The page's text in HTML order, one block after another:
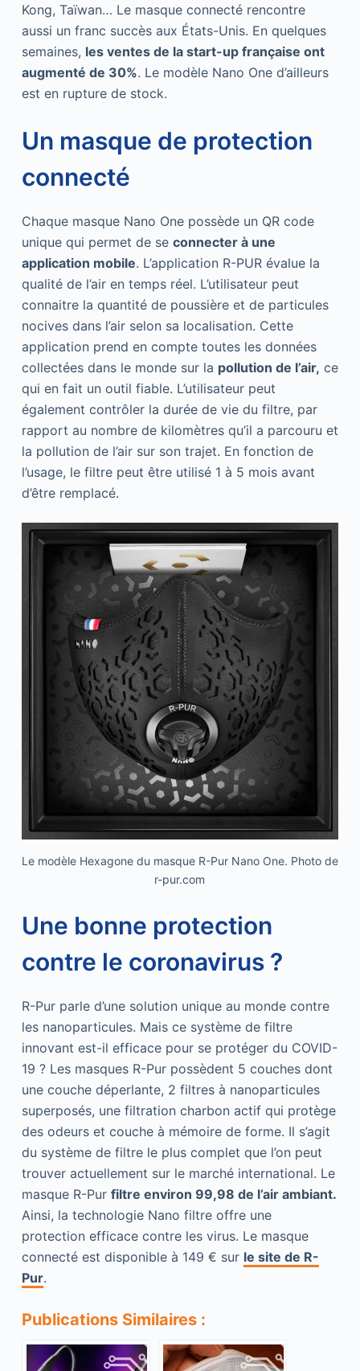
Kong, Taïwan… Le masque connecté rencontre
aussi un franc succès aux États-Unis. En quelques
semaines, les ventes de la start-up française ont
augmenté de 30%. Le modèle Nano One d’ailleurs
est en rupture de stock.
Un masque de protection
connecté
Chaque masque Nano One possède un QR code
unique qui permet de se connecter à une
application mobile. L’application R-PUR évalue la
qualité de l’air en temps réel. L’utilisateur peut
connaitre la quantité de poussière et de particules
nocives dans l’air selon sa localisation. Cette
application prend en compte toutes les données
collectées dans le monde sur la pollution de l’air, ce
qui en fait un outil fiable. L’utilisateur peut
également contrôler la durée de vie du filtre, par
rapport au nombre de kilomètres qu’il a parcouru et
la pollution de l’air sur son trajet. En fonction de
l’usage, le filtre peut être utilisé 1 à 5 mois avant
d’être remplacé.
Le modèle Hexagone du masque R-Pur Nano One. Photo de
r-pur.com
Une bonne protection
contre le coronavirus ?
R-Pur parle d’une solution unique au monde contre
les nanoparticules. Mais ce système de filtre
innovant est-il efficace pour se protéger du COVID-
19 ? Les masques R-Pur possèdent 5 couches dont
une couche déperlante, 2 filtres à nanoparticules
superposés, une filtration charbon actif qui protège
des odeurs et couche à mémoire de forme. Il s’agit
du système de filtre le plus complet que l’on peut
trouver actuellement sur le marché international. Le
masque R-Pur filtre environ 99,98 de l’air ambiant.
Ainsi, la technologie Nano filtre offre une
protection efficace contre les virus. Le masque
connecté est disponible à 149 € sur le site de R-
Pur.
Publications Similaires :